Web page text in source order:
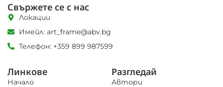
Разгледай
Автори
Линкове
Начало
Свържете се с нас
Локации
Имейл: art_frame@abv.bg
Телефон: +359 899 987599